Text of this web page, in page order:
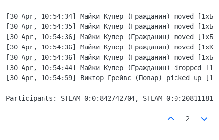
[30 Apr, 10:54:34] Майки Купер (Гражданин) moved
[30 Apr, 10:54:35] Майки Купер (Гражданин) moved
[30 Apr, 10:54:36] Майки Купер (Гражданин) moved
[30 Apr, 10:54:36] Майки Купер (Гражданин) moved
[30 Apr, 10:54:36] Майки Купер (Гражданин) moved
[30 Apr, 10:54:44] Майки Купер (Гражданин) dropped
[30 Apr, 10:54:59] Виктор Грейвс (Повар) picked up
2